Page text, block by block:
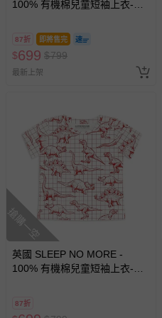
100% 有機棉兒童短袖上衣-草
87折 即將售完
$699 $799
最新上架
搶購一空
英國 SLEEP NO MORE -
100% 有機棉兒童短袖上衣-侏
87折